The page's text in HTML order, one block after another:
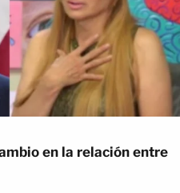
en la relación entre